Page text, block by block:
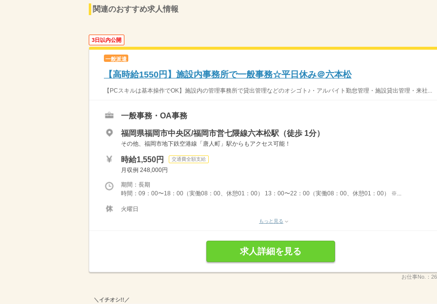
関連のおすすめ求人情報
3日以内公開
一般派遣
【高時給1550円】施設内事務所で一般事務☆平日休み＠六本松
【PCスキルは基本操作でOK】施設内の管理事務所で貸出管理などのオシゴト♪・アルバイト勤怠管理・施設貸出管理・来社...
一般事務・OA事務
福岡県福岡市中央区/福岡市営七隈線六本松駅（徒歩 1分）
その他、福岡市地下鉄空港線「唐人町」駅からもアクセス可能！
時給1,550円 交通費全額支給
月収例 248,000円
期間：長期
時間：09：00〜18：00（実働08：00、休憩01：00） 13：00〜22：00（実働08：00、休憩01：00） ※...
火曜日
もっと見る
求人詳細を見る
お仕事No.：
＼イチオシ!!／